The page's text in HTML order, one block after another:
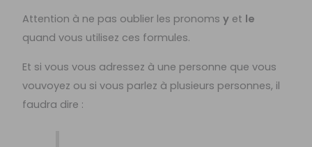
Attention à ne pas oublier les pronomsy et le
quand vous utilisez ces formules.
Et si vous vous adressez à une personne que vous
vouvoyez ou si vous parlez à plusieurs personnes, il
faudra dire :